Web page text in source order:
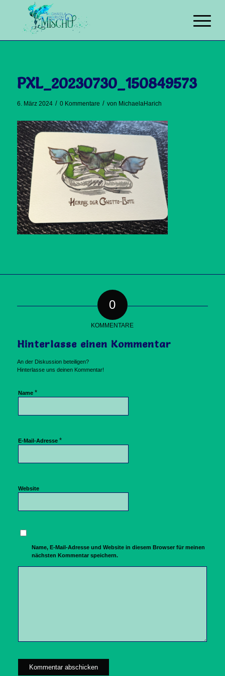
PXL_20230730_150849573
6. März 2024 / 0 Kommentare / von MichaelaHarich
0
KOMMENTARE
Hinterlasse einen Kommentar
An der Diskussion beteiligen?
Hinterlasse uns deinen Kommentar!
Name *
E-Mail-Adresse *
Website
Name, E-Mail-Adresse und Website in diesem Browser für meinen
nächsten Kommentar speichern.